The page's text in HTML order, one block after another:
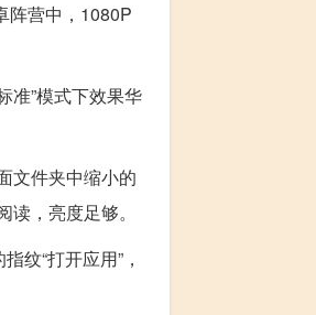
阵营中，1080P
准”模式下效果华
文件夹中缩小的
，亮度足够。
纹“打开应用”，